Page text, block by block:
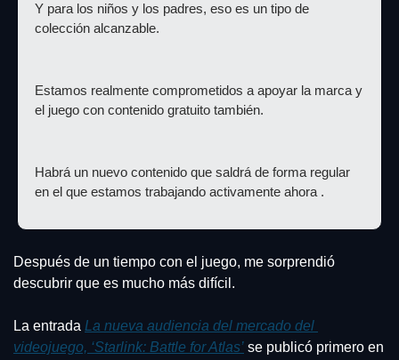
Y para los niños y los padres, eso es un tipo de
colección alcanzable.
Estamos realmente comprometidos a apoyar la marca y
el juego con contenido gratuito también.
Habrá un nuevo contenido que saldrá de forma regular
en el que estamos trabajando activamente ahora .
Después de un tiempo con el juego, me sorprendió
descubrir que es mucho más difícil.
La entrada La nueva audiencia del mercado del
videojuego, ‘Starlink: Battle for Atlas’